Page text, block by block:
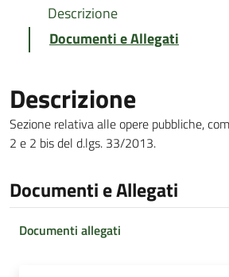
Descrizione
Documenti e Allegati
Descrizione
Sezione relativa alle opere pubbliche,
2 e 2 bis del d.lgs. 33/2013.
Documenti e Allegati
Documenti allegati